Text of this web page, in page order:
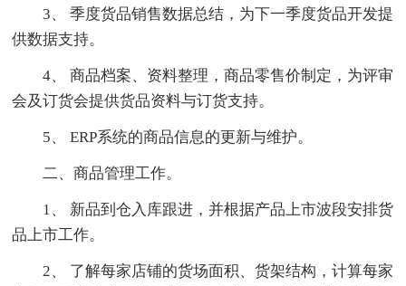
3、 季度货品销售数据总结，为下一季度货品开发提
供数据支持。
4、 商品档案、资料整理，商品零售价制定，为评审
会及订货会提供货品资料与订货支持。
5、 ERP系统的商品信息的更新与维护。
二、商品管理工作。
1、 新品到仓入库跟进，并根据产品上市波段安排货
品上市工作。
2、 了解每家店铺的货场面积、货架结构，计算每家